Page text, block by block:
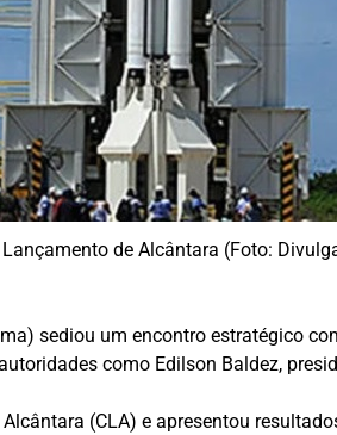
Lançamento de Alcântara (Foto:
sediou um encontro estratégico
como Edilson Baldez,
(CLA) e apresentou